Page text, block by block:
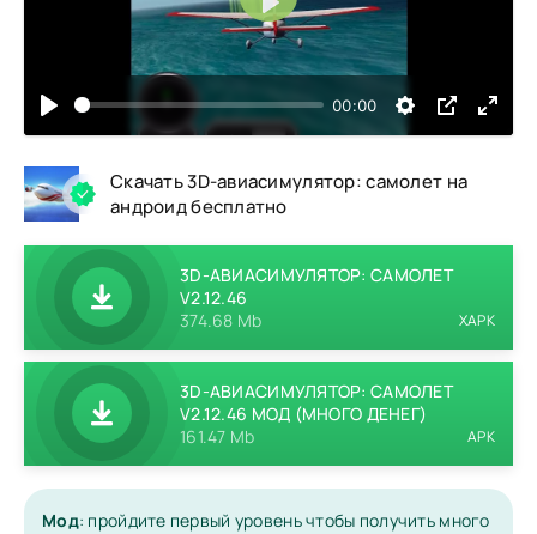
00:00
Воспроизвести
Скачать 3D-авиасимулятор: самолет на
андроид бесплатно
3D-АВИАСИМУЛЯТОР: САМОЛЕТ
V2.12.46
374.68 Mb
XAPK
3D-АВИАСИМУЛЯТОР: САМОЛЕТ
V2.12.46 МОД (МНОГО ДЕНЕГ)
161.47 Mb
APK
Мод: пройдите первый уровень чтобы получить много